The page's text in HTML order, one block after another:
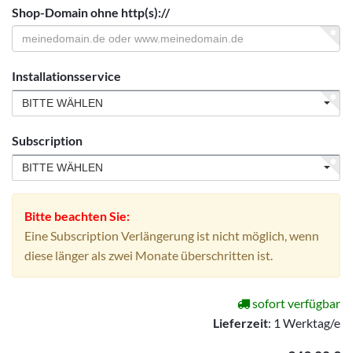
Shop-Domain ohne http(s)://
Installationsservice
BITTE WÄHLEN
Subscription
BITTE WÄHLEN
Bitte beachten Sie:
Eine Subscription Verlängerung ist nicht möglich, wenn
diese länger als zwei Monate überschritten ist.
sofort verfügbar
Lieferzeit: 1 Werktag/e